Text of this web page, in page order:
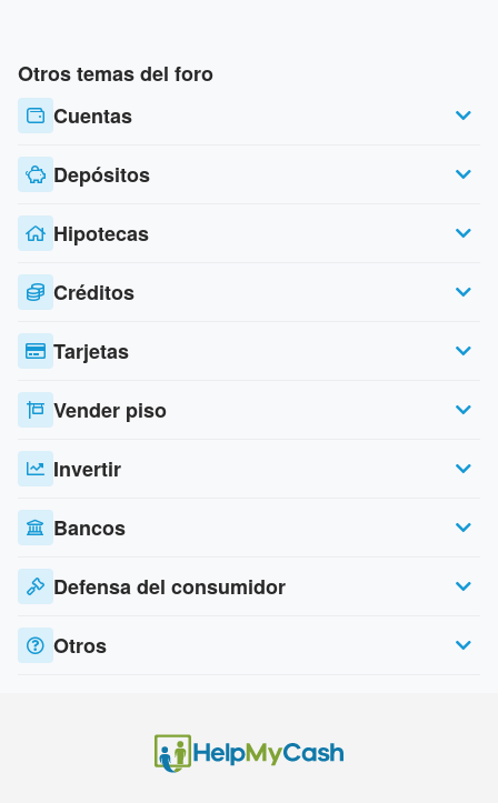
Otros temas del foro
Cuentas
Depósitos
Hipotecas
Créditos
Tarjetas
Vender piso
Invertir
Bancos
Defensa del consumidor
Otros